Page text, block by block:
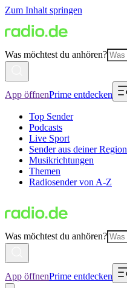
Zum Inhalt springen
Was möchtest du anhören?
App öffnenPrime entdecken
Top Sender
Podcasts
Live Sport
Sender aus deiner Region
Musikrichtungen
Themen
Radiosender von A-Z
Was möchtest du anhören?
App öffnenPrime entdecken